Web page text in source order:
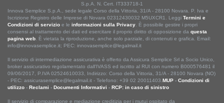
S.p.A. N. Cert. IT333718-1
Innova Semplice S.p.A., sede legale Corso della Vittoria, 31/A - 28100 Novara. P. Iva e
Iscrizione Registro delle Imprese di Novara 02312430032 M5UXCR1. Leggi Termini e
Condizioni di servizio e le informazioni sulla Privacy . È possibile gestire i propri
consensi al trattamento dei dati ed esercitare il proprio diritto di opposizione da questa
pagina web . È vietata la riproduzione, anche solo parziale, di contenuti e grafica. Email:
info@innovasemplice.it; PEC: innovasemplice@legalmail.it
Il servizio di intermediazione assicurativa è offerto da Assicura Semplice Srl a Socio Unico,
broker assicurativo regolamentato dall'IVASS ed iscritto al RUI con numero B000576481 il
09/06/2017, P.IVA 02524610033, Indirizzo: Corso della Vittoria, 31/A - 28100 Novara (NO)
- PEC: assicurasemplice@legalmail.it - Telefono: +39 02 20011403. MUP - Condizioni di
utilizzo - Reclami - Documenti Informativi - RCP: in caso di sinistro
Il servizio di comparazione e mediazione creditizia per i mutui ospitato da